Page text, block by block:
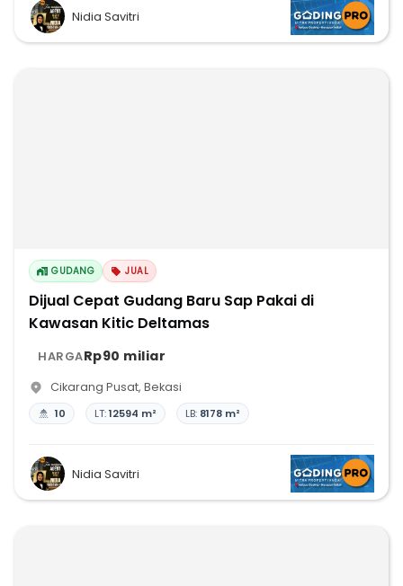
Nidia Savitri
GUDANG JUAL
Dijual Cepat Gudang Baru Sap Pakai di
Kawasan Kitic Deltamas
HARGARp90 miliar
Cikarang Pusat, Bekasi
10 LT:12594 m² LB: 8178 m²
Nidia Savitri